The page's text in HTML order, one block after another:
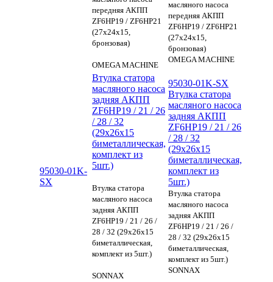
передняя АКПП
ZF6HP19 / ZF6HP21
(27x24x15,
бронзовая)
OMEGA MACHINE
масляного насоса
передняя АКПП
ZF6HP19 / ZF6HP21
(27x24x15,
бронзовая)
OMEGA MACHINE
95030-01K-
SX
Втулка статора
масляного насоса
задняя АКПП
ZF6HP19 / 21 / 26
/ 28 / 32
(29x26x15
биметаллическая,
комплект из
5шт.)
Втулка статора
масляного насоса
задняя АКПП
ZF6HP19 / 21 / 26 /
28 / 32 (29x26x15
биметаллическая,
комплект из 5шт.)
SONNAX
95030-01K-SX
Втулка статора
масляного насоса
задняя АКПП
ZF6HP19 / 21 / 26
/ 28 / 32
(29x26x15
биметаллическая,
комплект из
5шт.)
Втулка статора
масляного насоса
задняя АКПП
ZF6HP19 / 21 / 26 /
28 / 32 (29x26x15
биметаллическая,
комплект из 5шт.)
SONNAX